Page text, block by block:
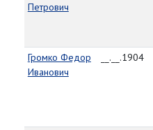
Петрович
Громко Федор
Иванович
__.__.1904